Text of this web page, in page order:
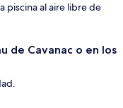
piscina al aire libre de
de Cavanac o en los